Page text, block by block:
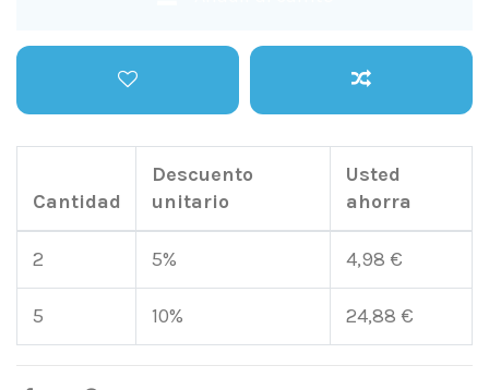
Cantidad
Descuento
unitario
Usted
ahorra
2 5% 4,98 €
5 10% 24,88 €